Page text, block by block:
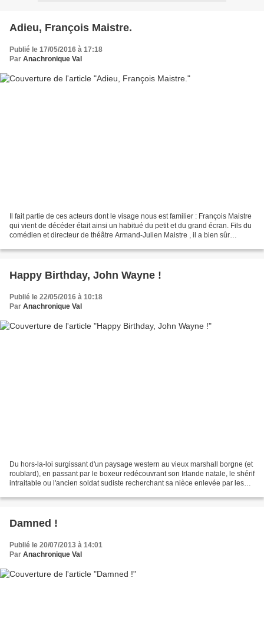
Adieu, François Maistre.
Publié le 17/05/2016 à 17:18
Par Anachronique Val
Il fait partie de ces acteurs dont le visage nous est familier : François Maistre
qui vient de décéder était ainsi un habitué du petit et du grand écran. Fils du
comédien et directeur de théâtre Armand-Julien Maistre , il a bien sûr
Happy Birthday, John Wayne !
Publié le 22/05/2016 à 10:18
Par Anachronique Val
Du hors-la-loi surgissant d'un paysage western au vieux marshall borgne (et
roublard), en passant par le boxeur redécouvrant son Irlande natale, le shérif
intraitable ou l'ancien soldat sudiste recherchant sa nièce enlevée par les
Damned !
Publié le 20/07/2013 à 14:01
Par Anachronique Val